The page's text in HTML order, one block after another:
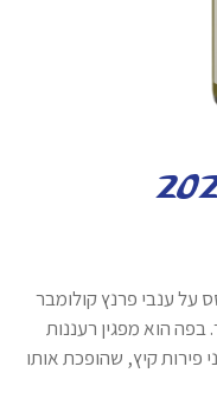
על ענבי פרנץ קולומבר
הוא מפגין רעננות
פירות קיץ, שהופכת אותו